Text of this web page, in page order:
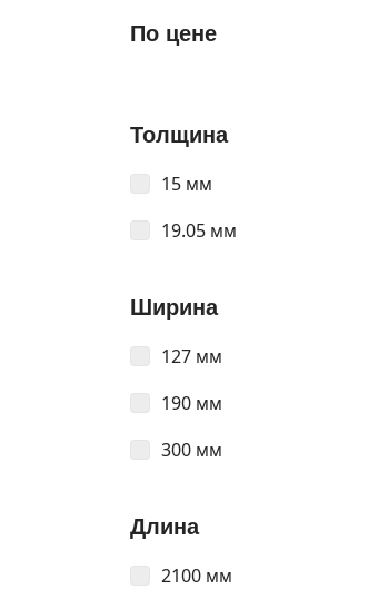
По цене
Толщина
15 мм
19.05 мм
Ширина
127 мм
190 мм
300 мм
Длина
2100 мм